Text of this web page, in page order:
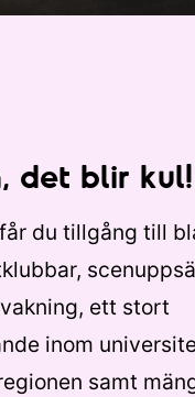
det blir kul!
du tillgång till
ett stort
inom
samt